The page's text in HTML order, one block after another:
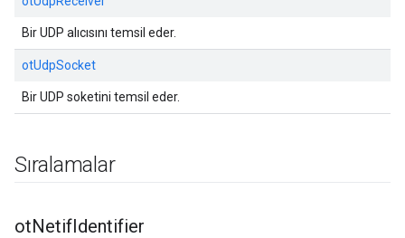
Bir UDP alıcısını temsil eder.
otUdpSocket
Bir UDP soketini temsil eder.
Sıralamalar
otNetifIdentifier